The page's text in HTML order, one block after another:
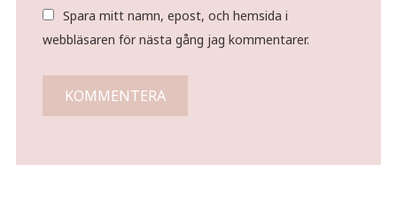
Spara mitt namn, epost, och hemsida i
webbläsaren för nästa gång jag kommentarer.